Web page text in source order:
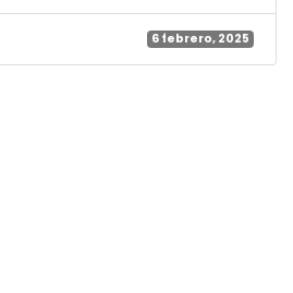
6 febrero, 2025